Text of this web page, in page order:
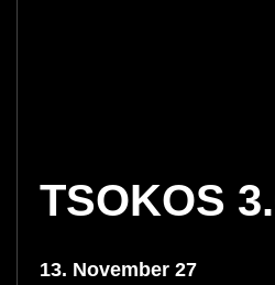
TSOKOS
13. November 27